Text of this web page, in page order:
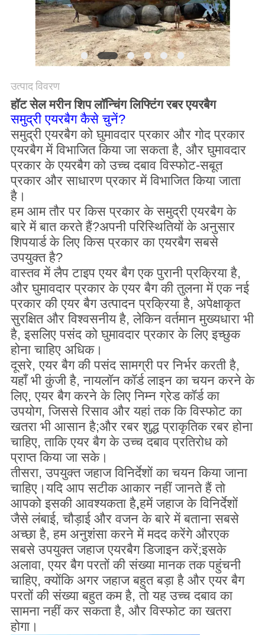
उत्पाद विवरण
हॉट सेल मरीन शिप लॉन्चिंग लिफ्टिंग रबर एयरबैग
समुद्री एयरबैग कैसे चुनें?
समुद्री एयरबैग को घुमावदार प्रकार और गोद प्रकार
एयरबैग में विभाजित किया जा सकता है, और घुमावदार
प्रकार के एयरबैग को उच्च दबाव विस्फोट-सबूत
प्रकार और साधारण प्रकार में विभाजित किया जाता
है।
हम आम तौर पर किस प्रकार के समुद्री एयरबैग के
बारे में बात करते हैं?अपनी परिस्थितियों के अनुसार
शिपयार्ड के लिए किस प्रकार का एयरबैग सबसे
उपयुक्त है?
वास्तव में लैप टाइप एयर बैग एक पुरानी प्रक्रिया है,
और घुमावदार प्रकार के एयर बैग की तुलना में एक नई
प्रकार की एयर बैग उत्पादन प्रक्रिया है, अपेक्षाकृत
सुरक्षित और विश्वसनीय है, लेकिन वर्तमान मुख्यधारा भी
है, इसलिए पसंद को घुमावदार प्रकार के लिए इच्छुक
होना चाहिए अधिक।
दूसरे, एयर बैग की पसंद सामग्री पर निर्भर करती है,
यहाँ भी कुंजी है, नायलॉन कॉर्ड लाइन का चयन करने के
लिए, एयर बैग करने के लिए निम्न ग्रेड कॉर्ड का
उपयोग, जिससे रिसाव और यहां तक ​​कि विस्फोट का
खतरा भी आसान है;और रबर शुद्ध प्राकृतिक रबर होना
चाहिए, ताकि एयर बैग के उच्च दबाव प्रतिरोध को
प्राप्त किया जा सके।
तीसरा, उपयुक्त जहाज विनिर्देशों का चयन किया जाना
चाहिए।यदि आप सटीक आकार नहीं जानते हैं तो
आपको इसकी आवश्यकता है,हमें जहाज के विनिर्देशों
जैसे लंबाई, चौड़ाई और वजन के बारे में बताना सबसे
अच्छा है, हम अनुशंसा करने में मदद करेंगे औरएक
सबसे उपयुक्त जहाज एयरबैग डिजाइन करें;इसके
अलावा, एयर बैग परतों की संख्या मानक तक पहुंचनी
चाहिए, क्योंकि अगर जहाज बहुत बड़ा है और एयर बैग
परतों की संख्या बहुत कम है, तो यह उच्च दबाव का
सामना नहीं कर सकता है, और विस्फोट का खतरा
होगा।